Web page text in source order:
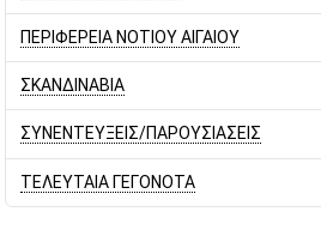
ΠΕΡΙΦΕΡΕΙΑ ΝΟΤΙΟΥ ΑΙΓΑΙΟΥ
ΣΚΑΝΔΙΝΑΒΙΑ
ΣΥΝΕΝΤΕΥΞΕΙΣ/ΠΑΡΟΥΣΙΑΣΕΙΣ
ΤΕΛΕΥΤΑΙΑ ΓΕΓΟΝΟΤΑ